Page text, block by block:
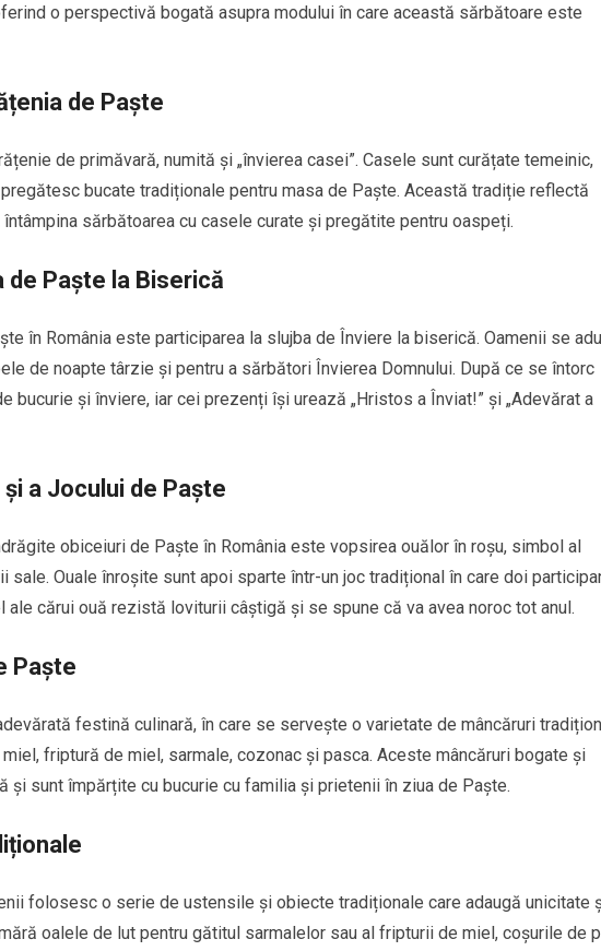
o perspectivă bogată asupra modului în care această sărbătoare este
de Paște
de primăvară, numită și „învierea casei”. Casele sunt curățate temeinic,
bucate tradiționale pentru masa de Paște. Această tradiție reflectă
sărbătoarea cu casele curate și pregătite pentru oaspeți.
de Paște la Biserică
în România este participarea la slujba de Înviere la biserică. Oamenii se
de noapte târzie și pentru a sărbători Învierea Domnului. După ce se întorc
bucurie și înviere, iar cei prezenți își urează „Hristos a Înviat!” și „Adevărat a
a Jocului de Paște
obiceiuri de Paște în România este vopsirea ouălor în roșu, simbol al
Ouale înroșite sunt apoi sparte într-un joc tradițional în care doi
cărui ouă rezistă loviturii câștigă și se spune că va avea noroc tot anul.
Paște
festină culinară, în care se servește o varietate de mâncăruri
friptură de miel, sarmale, cozonac și pasca. Aceste mâncăruri bogate și
și sunt împărțite cu bucurie cu familia și prietenii în ziua de Paște.
folosesc o serie de ustensile și obiecte tradiționale care adaugă unicitate
oalele de lut pentru gătitul sarmalelor sau al fripturii de miel, coșurile de